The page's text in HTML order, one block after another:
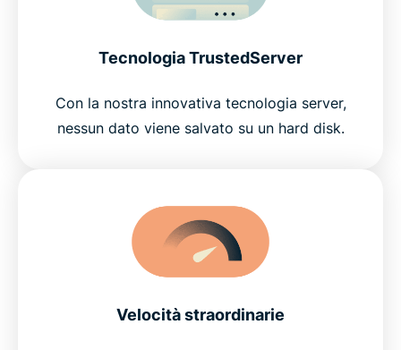
Tecnologia TrustedServer
Con la nostra innovativa tecnologia server,
nessun dato viene salvato su un hard disk.
Velocità straordinarie